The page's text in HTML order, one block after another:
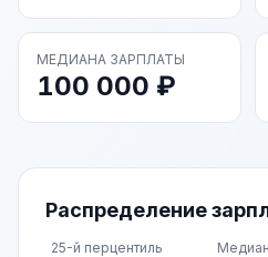
МЕДИАНА ЗАРПЛАТЫ
100 000 ₽
Распределение
25-й перцентиль